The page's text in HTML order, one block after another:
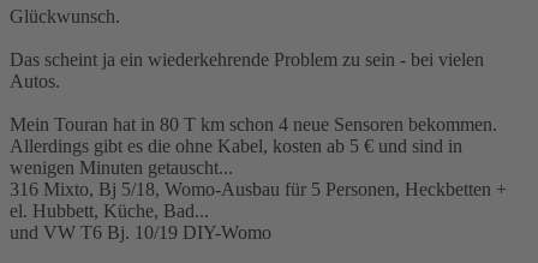
Glückwunsch.
Das scheint ja ein wiederkehrende Problem zu sein - bei vielen
Autos.
Mein Touran hat in 80 T km schon 4 neue Sensoren bekommen.
Allerdings gibt es die ohne Kabel, kosten ab 5 € und sind in
wenigen Minuten getauscht...
316 Mixto, Bj 5/18, Womo-Ausbau für 5 Personen, Heckbetten +
el. Hubbett, Küche, Bad...
und VW T6 Bj. 10/19 DIY-Womo